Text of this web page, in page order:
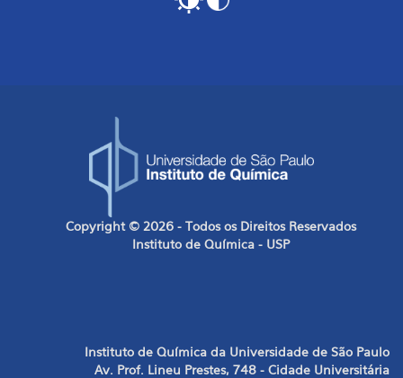
Copyright © 2026 - Todos os Direitos Reservados
Instituto de Química - USP
Instituto de Química da Universidade de São Paulo
Av. Prof. Lineu Prestes, 748 - Cidade Universitária